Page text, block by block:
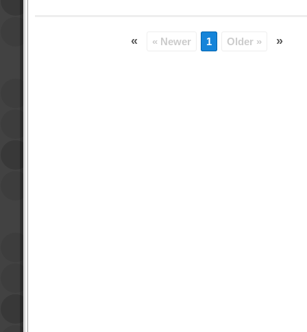
« « Newer 1 Older » »